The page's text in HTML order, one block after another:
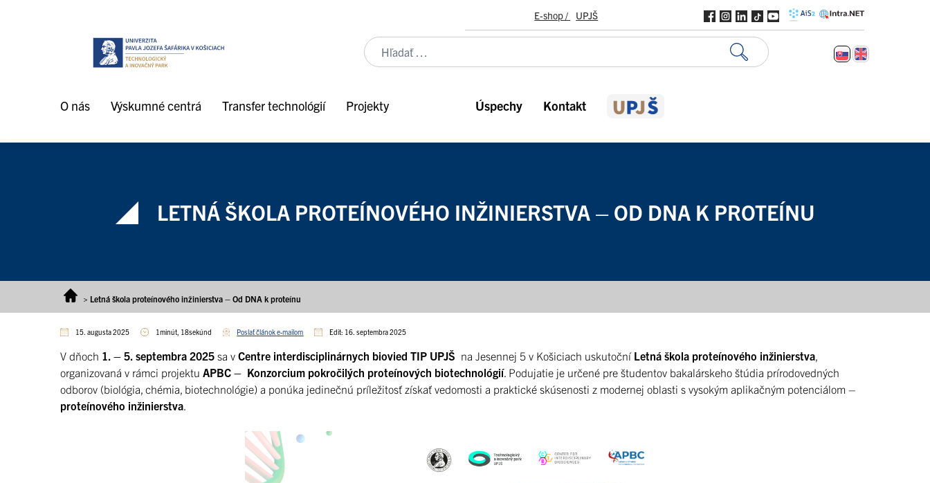
E-shop / UPJŠ
O nás Výskumné centrá Transfer technológií Projekty Úspechy Kontakt
LETNÁ ŠKOLA PROTEÍNOVÉHO INŽINIERSTVA – OD DNA K PROTEÍNU
> Letná škola proteínového inžinierstva – Od DNA k proteínu
15. augusta 2025 1minút, 18sekúnd Poslať článok e-mailom Edit: 16. septembra 2025
V dňoch 1. – 5. septembra 2025 sa v Centre interdisciplinárnych biovied TIP UPJŠ na Jesennej 5 v Košiciach uskutoční Letná škola proteínového inžinierstva,
organizovaná v rámci projektu APBC – Konzorcium pokročilých proteínových biotechnológií. Podujatie je určené pre študentov bakalárskeho štúdia prírodovedných
odborov (biológia, chémia, biotechnológie) a ponúka jedinečnú príležitosť získať vedomosti a praktické skúsenosti z modernej oblasti s vysokým aplikačným potenciálom –
proteínového inžinierstva.